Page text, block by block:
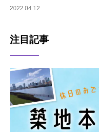
2022.04.12
注目記事